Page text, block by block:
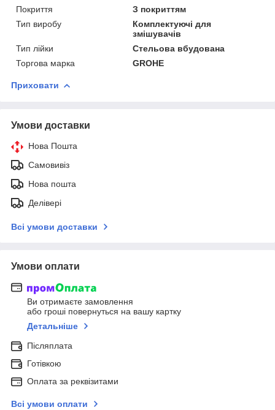
Покриття
З покриттям
Тип виробу
Комплектуючі для
змішувачів
Тип лійки
Стельова вбудована
Торгова марка
GROHE
Приховати
Умови доставки
Нова Пошта
Самовивіз
Нова пошта
Делівері
Всі умови доставки
Умови оплати
Ви отримаєте замовлення
або гроші повернуться на вашу картку
Детальніше
Післяплата
Готівкою
Оплата за реквізитами
Всі умови оплати